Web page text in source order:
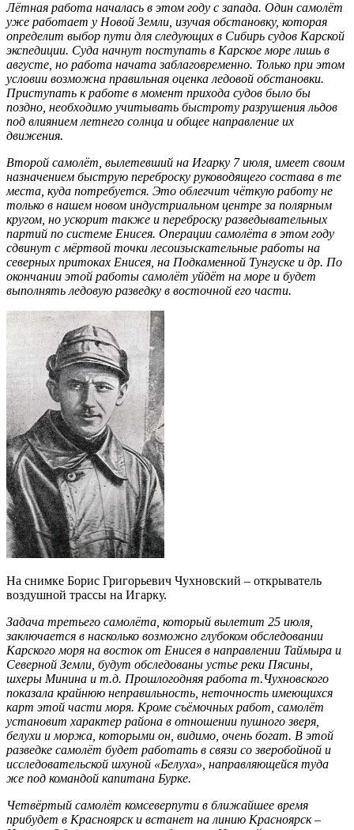
Лётная работа началась в этом году с запада. Один самолёт
уже работает у Новой Земли, изучая обстановку, которая
определит выбор пути для следующих в Сибирь судов Карской
экспедиции. Суда начнут поступать в Карское море лишь в
августе, но работа начата заблаговременно. Только при этом
условии возможна правильная оценка ледовой обстановки.
Приступать к работе в момент прихода судов было бы
поздно, необходимо учитывать быстроту разрушения льдов
под влиянием летнего солнца и общее направление их
движения.
Второй самолёт, вылетевший на Игарку 7 июля, имеет своим
назначением быструю переброску руководящего состава в те
места, куда потребуется. Это облегчит чёткую работу не
только в нашем новом индустриальном центре за полярным
кругом, но ускорит также и переброску разведывательных
партий по системе Енисея. Операции самолёта в этом году
сдвинут с мёртвой точки лесоизыскательные работы на
северных притоках Енисея, на Подкаменной Тунгуске и др. По
окончании этой работы самолёт уйдёт на море и будет
выполнять ледовую разведку в восточной его части.
На снимке Борис Григорьевич Чухновский – открыватель
воздушной трассы на Игарку.
Задача третьего самолёта, который вылетит 25 июля,
заключается в насколько возможно глубоком обследовании
Карского моря на восток от Енисея в направлении Таймыра и
Северной Земли, будут обследованы устье реки Пясины,
шхеры Минина и т.д. Прошлогодняя работа т.Чухновского
показала крайнюю неправильность, неточность имеющихся
карт этой части моря. Кроме съёмочных работ, самолёт
установит характер района в отношении пушного зверя,
белухи и моржа, которыми он, видимо, очень богат. В этой
разведке самолёт будет работать в связи со зверобойной и
исследовательской шхуной «Белуха», направляющейся туда
же под командой капитана Бурке.
Четвёртый самолёт комсеверпути в ближайшее время
прибудет в Красноярск и встанет на линию Красноярск –